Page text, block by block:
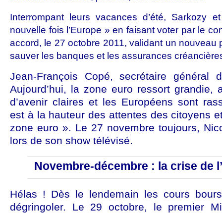
Interrompant leurs vacances d’été, Sarkozy
nouvelle fois l’Europe » en faisant voter par le
accord, le 27 octobre 2011, validant un nouveau
sauver les banques et les assurances
Jean-François Copé, secrétaire général
Aujourd’hui, la zone euro ressort grandie,
d’avenir claires et les Européens sont
est à la hauteur des attentes des citoyens
zone euro ». Le 27 novembre toujours,
lors de son show télévisé.
Novembre-décembre : la crise de
Hélas ! Dès le lendemain les cours
dégringoler. Le 29 octobre, le premier